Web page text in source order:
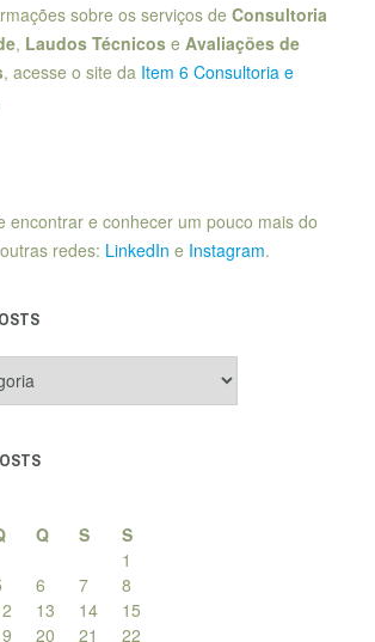
sobre os serviços de Consultoria
, Laudos Técnicos e Avaliações de
, acesse o site da Item 6 Consultoria e
encontrar e conhecer um pouco mais do
redes: LinkedIn e Instagram.
Q S
S
1
6 7
8
13 14
15
20 21 22